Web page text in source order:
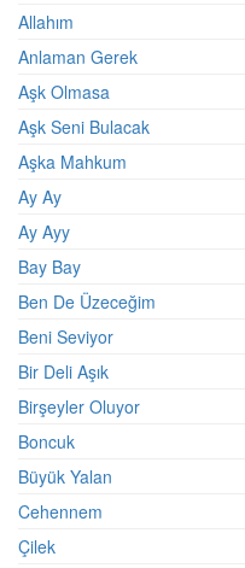
Allahım
Anlaman Gerek
Aşk Olmasa
Aşk Seni Bulacak
Aşka Mahkum
Ay Ay
Ay Ayy
Bay Bay
Ben De Üzeceğim
Beni Seviyor
Bir Deli Aşık
Birşeyler Oluyor
Boncuk
Büyük Yalan
Cehennem
Çilek